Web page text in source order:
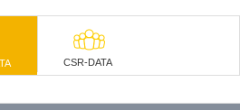
CSR-DATA